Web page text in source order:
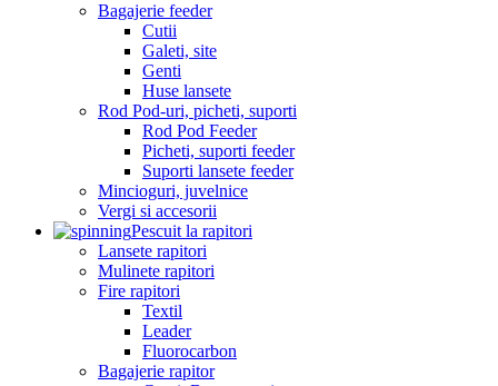
Bagajerie feeder
Cutii
Galeti, site
Genti
Huse lansete
Rod Pod-uri, picheti, suporti
Rod Pod Feeder
Picheti, suporti feeder
Suporti lansete feeder
Mincioguri, juvelnice
Vergi si accesorii
Pescuit la rapitori
Lansete rapitori
Mulinete rapitori
Fire rapitori
Textil
Leader
Fluorocarbon
Bagajerie rapitor